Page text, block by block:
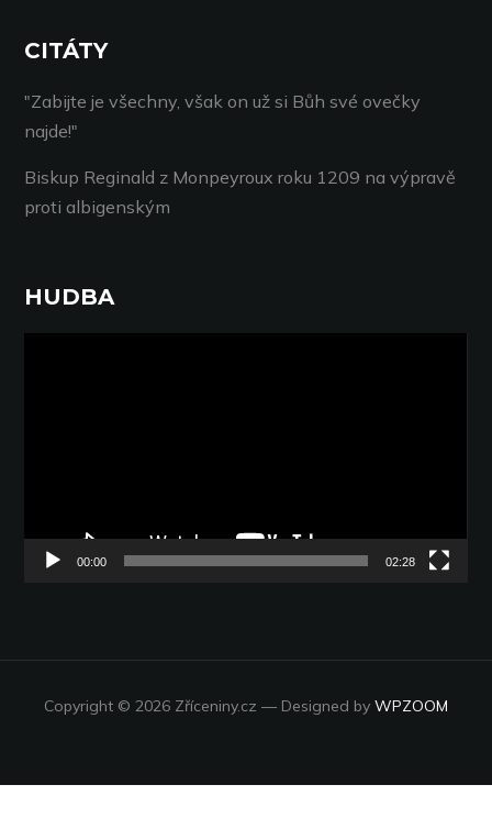
CITÁTY
"Zabijte je všechny, však on už si Bůh své ovečky
najde!"
Biskup Reginald z Monpeyroux roku 1209 na výpravě
proti albigenským
HUDBA
00:00 02:28
Copyright © 2026 Zříceniny.cz — Designed by WPZOOM